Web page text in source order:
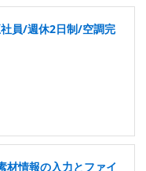
員/週休2日制/空調完
情報の入力とファイ